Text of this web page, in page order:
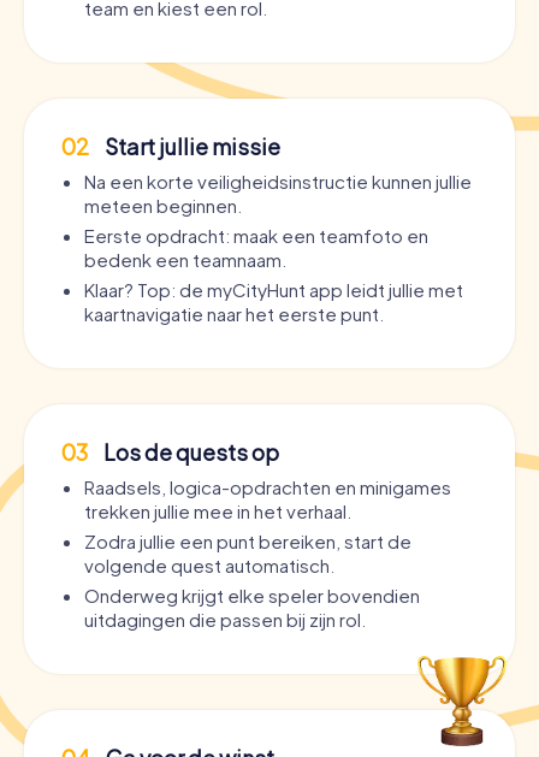
team en kiest een rol.
02 Start jullie missie
Na een korte veiligheidsinstructie kunnen jullie
meteen beginnen.
Eerste opdracht: maak een teamfoto en
bedenk een teamnaam.
Klaar? Top: de myCityHunt app leidt jullie met
kaartnavigatie naar het eerste punt.
03 Los de quests op
Raadsels, logica-opdrachten en minigames
trekken jullie mee in het verhaal.
Zodra jullie een punt bereiken, start de
volgende quest automatisch.
Onderweg krijgt elke speler bovendien
uitdagingen die passen bij zijn rol.